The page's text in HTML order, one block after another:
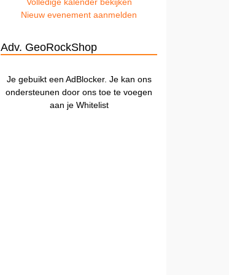
Nieuw evenement aanmelden
Adv. GeoRockShop
Je gebuikt een AdBlocker. Je kan ons
ondersteunen door ons toe te voegen
aan je Whitelist